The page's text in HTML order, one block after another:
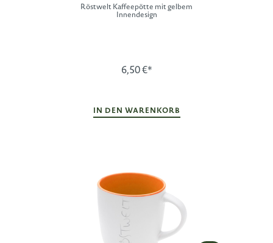
Röstwelt Kaffeepötte mit gelbem
Innendesign
6,50 €*
IN DEN WARENKORB